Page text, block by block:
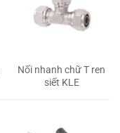
Nối nhanh chữ T ren
siết KLE